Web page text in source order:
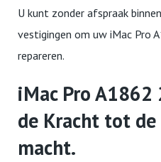
U kunt zonder afspraak
vestigingen om uw iMac Pro
repareren.
iMac Pro A1862
de Kracht tot
macht.